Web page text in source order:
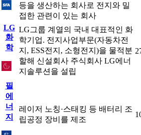
등을 생산하는 회사로 전지와 밀
접한 관련이 있는 회사
LG
화
학
LG그룹 계열의 국내 대표적인 화
학기업. 전지사업부문(자동차전
지, ESS전지, 소형전지)을 물적분
할해 신설회사 주식회사 LG에너
지솔루션을 설립
필
에
너
지
레이저 노칭·스태킹 등 배터리 조
립공정 장비를 제조